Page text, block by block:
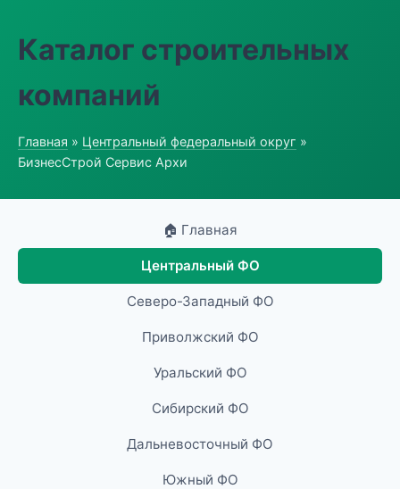
Каталог строительных
компаний
Главная » Центральный федеральный округ »
БизнесСтрой Сервис Архи
🏠 Главная
Центральный ФО
Северо-Западный ФО
Приволжский ФО
Уральский ФО
Сибирский ФО
Дальневосточный ФО
Южный ФО